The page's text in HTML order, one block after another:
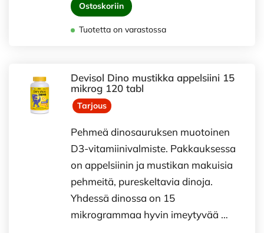
Ostoskoriin
Tuotetta on varastossa
Devisol Dino mustikka appelsiini 15
mikrog 120 tabl
Tarjous
Pehmeä dinosauruksen muotoinen
D3-vitamiinivalmiste. Pakkauksessa
on appelsiinin ja mustikan makuisia
pehmeitä, pureskeltavia dinoja.
Yhdessä dinossa on 15
mikrogrammaa hyvin imeytyvää …